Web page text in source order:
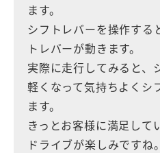
ます。
シフトレバーを操作する
トレバーが動きます。
実際に走行してみると、
軽くなって気持ちよくシ
ます。
きっとお客様に満足して
ドライブが楽しみですね。